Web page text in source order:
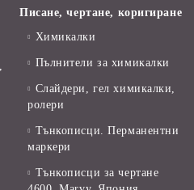
Писане, чертане, коригиране
Химикалки
Пълнители за химикалки
Слайдери, гел химикалки,
ролери
Тънкописци. Перманентни
маркери
Тънкописци за чертане